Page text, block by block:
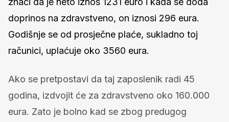
doprinos na zdravstveno, on iznosi 296 eura.
Godišnje se od prosječne plaće, sukladno toj
računici, uplaćuje oko 3560 eura.
Ako se pretpostavi da taj zaposlenik radi 45
godina, izdvojit će za zdravstveno oko 160.000
eura. Zato je bolno kad se zbog predugog